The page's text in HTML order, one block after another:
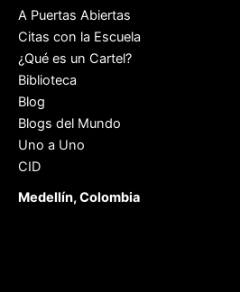
A Puertas Abiertas
Citas con la Escuela
¿Qué es un Cartel?
Biblioteca
Blog
Blogs del Mundo
Uno a Uno
CID
Medellín, Colombia